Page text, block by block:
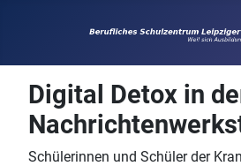
Digital Detox in
Schülerinnen und Schüler der